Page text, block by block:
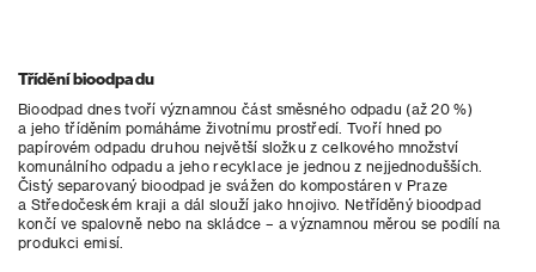
Třídění bioodpadu
Bioodpad dnes tvoří významnou část směsného odpadu (až 20 %)
a jeho tříděním pomáháme životnímu prostředí. Tvoří hned po
papírovém odpadu druhou největší složku z celkového množství
komunálního odpadu a jeho recyklace je jednou z nejjednodušších.
Čistý separovaný bioodpad je svážen do kompostáren v Praze
a Středočeském kraji a dál slouží jako hnojivo. Netříděný bioodpad
končí ve spalovně nebo na skládce – a významnou měrou se podílí na
produkci emisí.